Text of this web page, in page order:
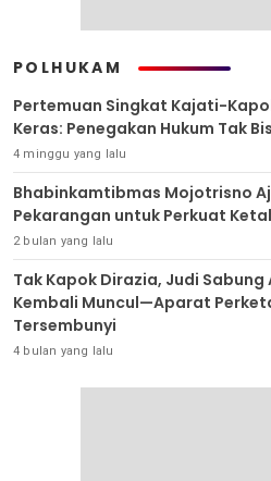
POLHUKAM
Pertemuan Singkat Kajati-
Keras: Penegakan Hukum Tak
4 minggu yang lalu
Bhabinkamtibmas Mojotrisno
Pekarangan untuk Perkuat
2 bulan yang lalu
Tak Kapok Dirazia, Judi
Kembali Muncul—Aparat
Tersembunyi
4 bulan yang lalu